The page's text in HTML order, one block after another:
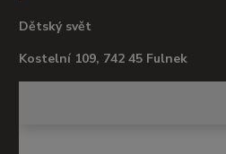
Dětský svět
Kostelní 109, 742 45 Fulnek